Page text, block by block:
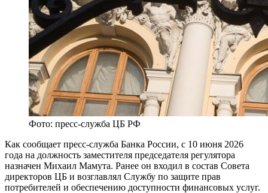
Фото: пресс-служба ЦБ РФ
Как сообщает пресс-служба Банка России, с 10 июня 2026
года на должность заместителя председателя регулятора
назначен Михаил Мамута. Ранее он входил в состав Совета
директоров ЦБ и возглавлял Службу по защите прав
потребителей и обеспечению доступности финансовых услуг.